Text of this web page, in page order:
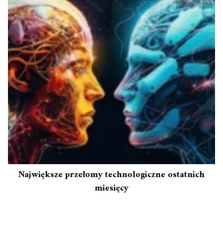
Największe przełomy technologiczne ostatnich
miesięcy